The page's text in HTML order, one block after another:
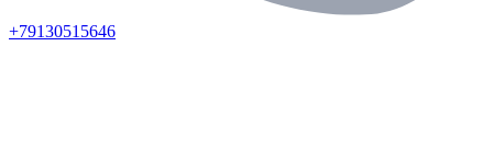
+79130515646